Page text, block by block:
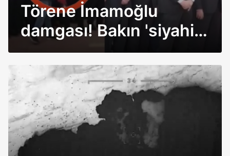
Törene İmamoğlu
damgası! Bakın 'siyahi'
çocuğa ne yaptı?